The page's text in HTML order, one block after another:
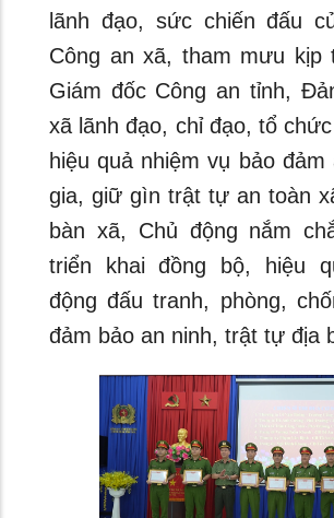
lãnh đạo, sức chiến đấu
Công an xã, tham mưu kịp
Giám đốc Công an tỉnh,
xã lãnh đạo, chỉ đạo, tổ
hiệu quả nhiệm vụ bảo đảm
gia, giữ gìn trật tự an toàn
bàn xã, Chủ động nắm
triển khai đồng bộ, hiệu
động đấu tranh, phòng,
đảm bảo an ninh, trật tự địa